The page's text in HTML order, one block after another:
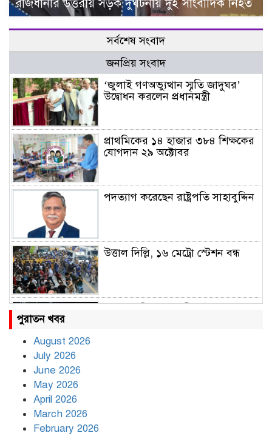
রাজধানীর উত্তরায় সড়ক দুর্ঘটনায় দুই সাংবাদিক নিহত
সর্বশেষ সংবাদ
জনপ্রিয় সংবাদ
‘জুলাই গণঅভ্যুত্থান স্মৃতি জাদুঘর’
উদ্বোধন করলেন প্রধানমন্ত্রী
প্রাথমিকের ১৪ হাজার ৩৮৪ শিক্ষকের
যোগদান ২৯ অক্টোবর
পদত্যাগ করেছেন রাষ্ট্রপতি সাহাবুদ্দিন
উত্তাল দিল্লি, ১৬ মেট্রো স্টেশন বন্ধ
পুরাতন খবর
August 2026
July 2026
June 2026
May 2026
April 2026
March 2026
February 2026